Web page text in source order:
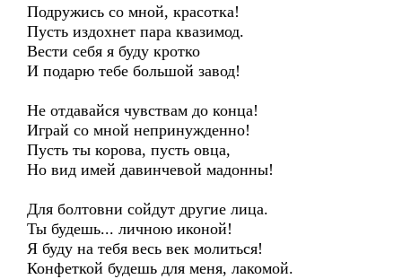
Подружись со мной, красотка!
Пусть издохнет пара квазимод.
Вести себя я буду кротко
И подарю тебе большой завод!
Не отдавайся чувствам до конца!
Играй со мной непринужденно!
Пусть ты корова, пусть овца,
Но вид имей давинчевой мадонны!
Для болтовни сойдут другие лица.
Ты будешь... личною иконой!
Я буду на тебя весь век молиться!
Конфеткой будешь для меня, лакомой.